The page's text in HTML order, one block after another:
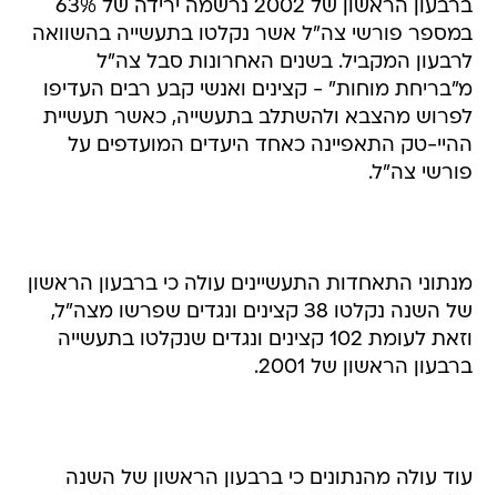
ברבעון הראשון של 2002 נרשמה ירידה של 63%
במספר פורשי צה"ל אשר נקלטו בתעשייה בהשוואה
לרבעון המקביל. בשנים האחרונות סבל צה"ל
מ"בריחת מוחות" - קצינים ואנשי קבע רבים העדיפו
לפרוש מהצבא ולהשתלב בתעשייה, כאשר תעשיית
ההיי-טק התאפיינה כאחד היעדים המועדפים על
פורשי צה"ל.
מנתוני התאחדות התעשיינים עולה כי ברבעון הראשון
של השנה נקלטו 38 קצינים ונגדים שפרשו מצה"ל,
וזאת לעומת 102 קצינים ונגדים שנקלטו בתעשייה
ברבעון הראשון של 2001.
עוד עולה מהנתונים כי ברבעון הראשון של השנה